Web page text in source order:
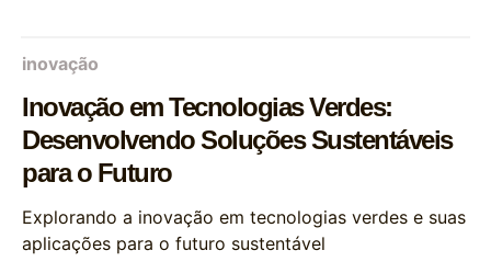
inovação
Inovação em Tecnologias Verdes:
Desenvolvendo Soluções Sustentáveis
para o Futuro
Explorando a inovação em tecnologias verdes e suas
aplicações para o futuro sustentável